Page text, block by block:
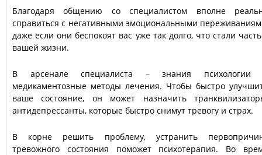
Благодаря общению со специалистом вполне
справиться с негативными эмоциональными
даже если они беспокоят вас уже так долго, что стали
вашей жизни.
В арсенале специалиста – знания психологии
медикаментозные методы лечения. Чтобы быстро
ваше состояние, он может назначить
антидепрессанты, которые быстро снимут тревогу и страх.
В корне решить проблему, устранить
тревожного состояния поможет психотерапия. Во